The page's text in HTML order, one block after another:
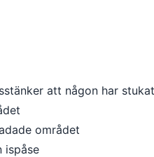
att någon har
området
ispåse